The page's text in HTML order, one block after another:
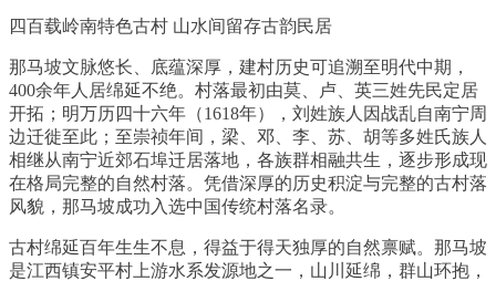
四百载岭南特色古村 山水间留存古韵民居
那马坡文脉悠长、底蕴深厚，建村历史可追溯至明代中期，
400余年人居绵延不绝。村落最初由莫、卢、英三姓先民定居
开拓；明万历四十六年（1618年），刘姓族人因战乱自南宁周
边迁徙至此；至崇祯年间，梁、邓、李、苏、胡等多姓氏族人
相继从南宁近郊石埠迁居落地，各族群相融共生，逐步形成现
在格局完整的自然村落。凭借深厚的历史积淀与完整的古村落
风貌，那马坡成功入选中国传统村落名录。
古村绵延百年生生不息，得益于得天独厚的自然禀赋。那马坡
是江西镇安平村上游水系发源地之一，山川延绵，群山环抱，